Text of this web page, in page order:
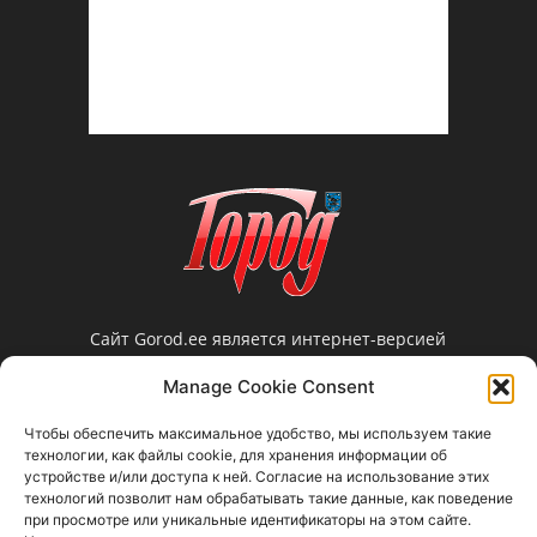
Manage Cookie Consent
Чтобы обеспечить максимальное удобство, мы используем такие
технологии, как файлы cookie, для хранения информации об
устройстве и/или доступа к ней. Согласие на использование этих
технологий позволит нам обрабатывать такие данные, как поведение
при просмотре или уникальные идентификаторы на этом сайте.
Сайт Gorod.ee является интернет-версией
нарвской еженедельной газеты «Город».
Редакция не несет ответственности за
рекламных объявлениях и не предоставляет
справочной информации.
Свяжитесь с нами:gorod@gorod.ee